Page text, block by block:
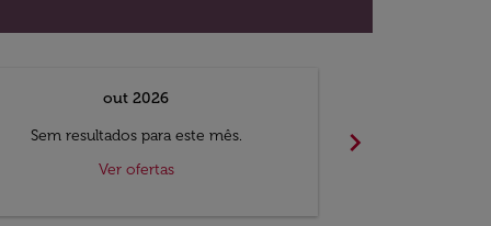
out 2026
Sem resultados para este mês.
Ver ofertas
chevron_right